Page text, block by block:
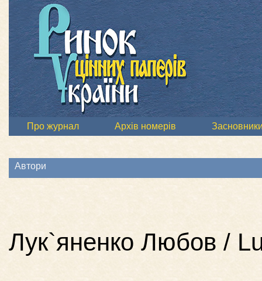
Про журнал Архів номерів
Автори
Лук`яненко Любов /